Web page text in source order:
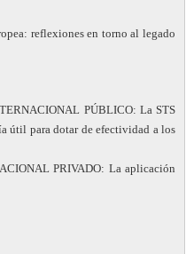
reflexiones en torno al legado
PÚBLICO: La STS
útil para dotar de efectividad a los
PRIVADO: La aplicación